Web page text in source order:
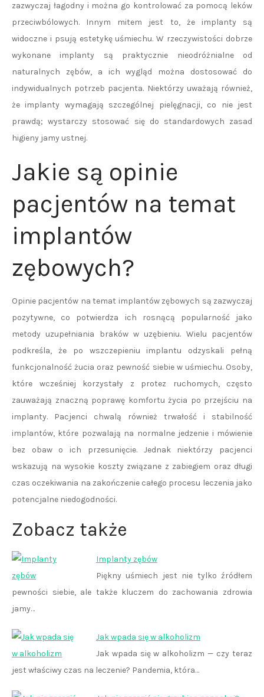
zazwyczaj łagodny i można go kontrolować za pomocą leków
przeciwbólowych. Innym mitem jest to, że implanty są
widoczne i psują estetykę uśmiechu. W rzeczywistości dobrze
wykonane implanty są praktycznie nieodróżnialne od
naturalnych zębów, a ich wygląd można dostosować do
indywidualnych potrzeb pacjenta. Niektórzy uważają również,
że implanty wymagają szczególnej pielęgnacji, co nie jest
prawdą; wystarczy stosować się do standardowych zasad
higieny jamy ustnej.
Jakie są opinie
pacjentów na temat
implantów
zębowych?
Opinie pacjentów na temat implantów zębowych są zazwyczaj
pozytywne, co potwierdza ich rosnącą popularność jako
metody uzupełniania braków w uzębieniu. Wielu pacjentów
podkreśla, że po wszczepieniu implantu odzyskali pełną
funkcjonalność żucia oraz pewność siebie w uśmiechu. Osoby,
które wcześniej korzystały z protez ruchomych, często
zauważają znaczną poprawę komfortu życia po przejściu na
implanty. Pacjenci chwalą również trwałość i stabilność
implantów, które pozwalają na normalne jedzenie i mówienie
bez obaw o ich przesunięcie. Jednak niektórzy pacjenci
wskazują na wysokie koszty związane z zabiegiem oraz długi
czas oczekiwania na zakończenie całego procesu leczenia jako
potencjalne niedogodności.
Zobacz także
Implanty zębów
Piękny uśmiech jest nie tylko źródłem
pewności siebie, ale także kluczem do zachowania zdrowia
jamy…
Jak wpada się w alkoholizm
Jak wpada się w alkoholizm — czy teraz
jest właściwy czas na leczenie? Pandemia, która…